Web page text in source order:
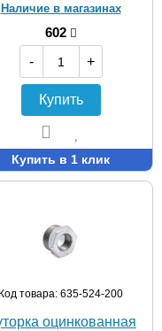
Наличие в магазинах
602
-
+
Купить
Купить в 1 клик
Код товара: 635-524-200
оцинкованная